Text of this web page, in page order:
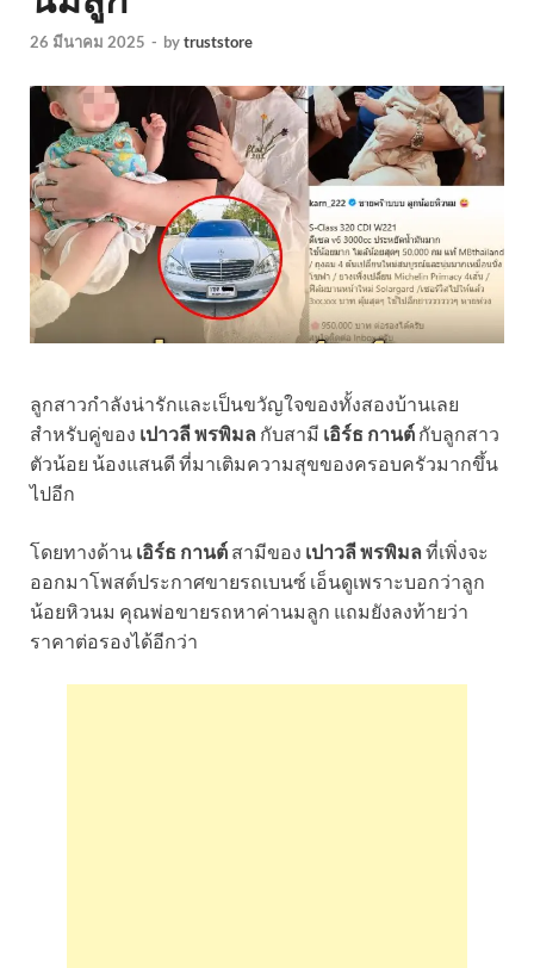
26 มีนาคม 2025 - bytruststore
ลูกสาวกำลังน่ารักและเป็นขวัญใจของทั้งสองบ้านเลย
สำหรับคู่ของ เปาวลี พรพิมล กับสามี เอิร์ธ กานต์ กับลูกสาว
ตัวน้อย น้องแสนดี ที่มาเติมความสุขของครอบครัวมากขึ้น
ไปอีก
โดยทางด้าน เอิร์ธ กานต์ สามีของ เปาวลี พรพิมล ที่เพิ่งจะ
ออกมาโพสต์ประกาศขายรถเบนซ์ เอ็นดูเพราะบอกว่าลูก
น้อยหิวนม คุณพ่อขายรถหาค่านมลูก แถมยังลงท้ายว่า
ราคาต่อรองได้อีกว่า